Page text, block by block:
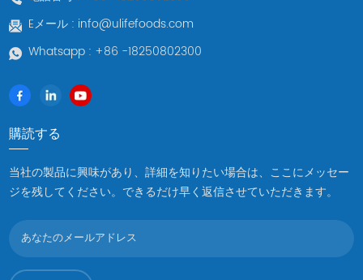
長期保存が可能です。 利便性: 冷凍アワビは、新鮮な食材の供給を
気にすることなく、必要なときにいつでも取り出すことができま
す。 より幅広い販売: 殻付き冷凍アワビ 長距離輸送が可能とな
り、販売市場が拡大し、より多くの人に味わっていただけるよう
になります。 様々な調理方法：冷凍アワビは、蒸す、揚げる、焼
く、煮込むなど、さまざまな味のニーズを満たすためにさまざま
な調理方法で使用できます。 冷凍アワビのグルメな価値冷凍アワ
ビは鮮度保持に優れているだけでなく、豊かな食用価値も高く評
養価の高い食品です。冷凍アワビは、プリプリとした食感と深い
海の風味があり、シンプルな蒸し料理から独特の風味を表現でき
る複雑な料理まで、さまざまな料理を試すのに適しています。 結
論としては、 冷凍魚介類のサプライヤー、その準備と保存プロセ
スにより、品質と鮮度の点で優れています。この冷凍方法によ
Eメール : info@ulifefoods.com
Whatsapp : +86 -18250802300
購読する
当社の製品に興味があり、詳細を知りたい場合は、ここにメッセー
ジを残してください。できるだけ早く返信させていただきます。